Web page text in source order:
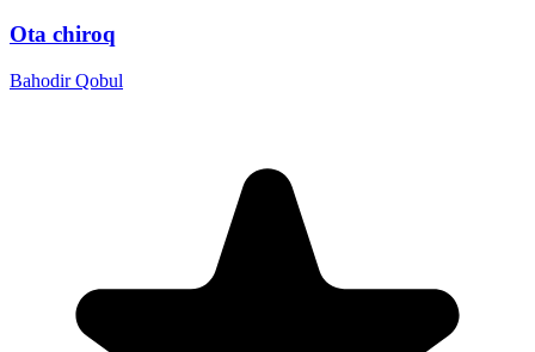
Ota chiroq
Bahodir Qobul